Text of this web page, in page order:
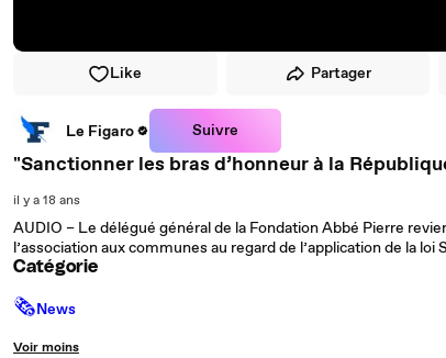
Like Partager
Le Figaro Suivre
"Sanctionner les bras d’honneur à la
il y a 18 ans
AUDIO – Le délégué général de la Fondation Abbé Pierre
l’association aux communes au regard de l’application de la loi
Catégorie
🗞News
Voir moins